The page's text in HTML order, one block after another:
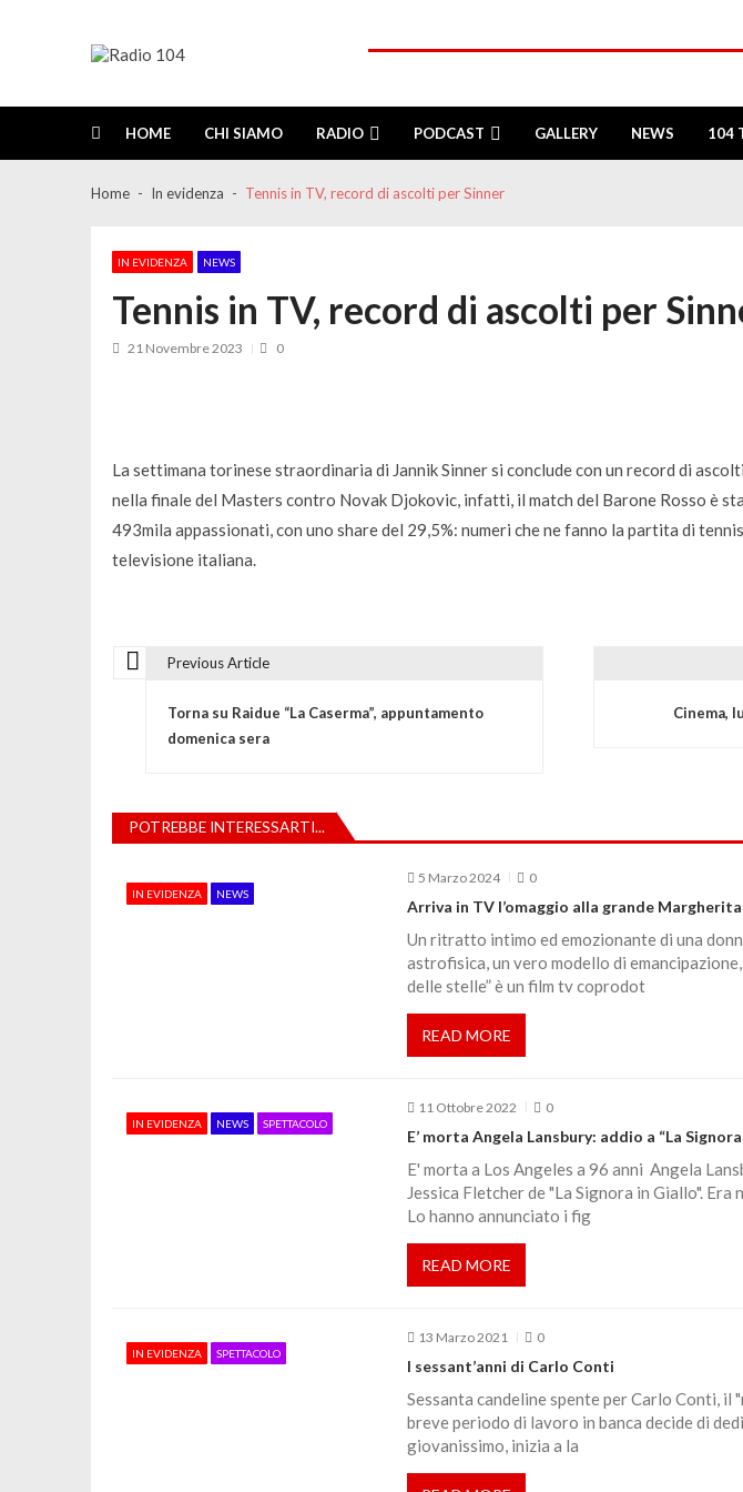
HOME CHI SIAMO RADIO PODCAST GALLERY NEWS 104
Home In evidenza Tennis in TV, record di ascolti per Sinner
IN EVIDENZA NEWS
Tennis in TV, record di ascolti per
21 Novembre 2023 0
La settimana torinese straordinaria di Jannik Sinner si conclude con un record di
nella finale del Masters contro Novak Djokovic, infatti, il match del Barone Rosso è
493mila appassionati, con uno share del 29,5%: numeri che ne fanno la partita di
televisione italiana.
v
i
g
o
Previous Article
Torna su Raidue “La Caserma”, appuntamento
domenica sera
Cinema,
POTREBBE INTERESSARTI...
IN EVIDENZA NEWS
5 Marzo 2024 0
Arriva in TV l’omaggio alla grande
Un ritratto intimo ed emozionante di una
astrofisica, un vero modello di
delle stelle” è un film tv coprodot
READ MORE
IN EVIDENZA NEWS SPETTACOLO
11 Ottobre 2022 0
E’ morta Angela Lansbury: addio a “La
E' morta a Los Angeles a 96 anni Angela
Jessica Fletcher de "La Signora in Giallo".
Lo hanno annunciato i fig
READ MORE
IN EVIDENZA SPETTACOLO
13 Marzo 2021 0
I sessant’anni di Carlo Conti
Sessanta candeline spente per Carlo Conti,
breve periodo di lavoro in banca decide di
giovanissimo, inizia a la